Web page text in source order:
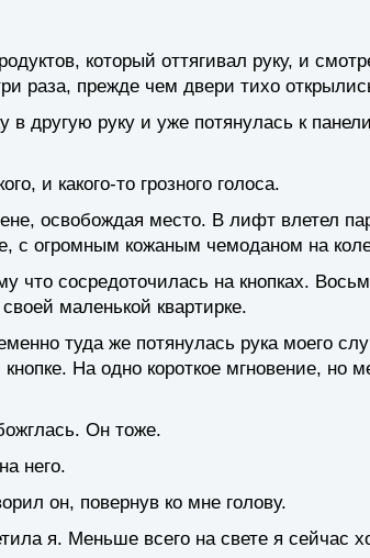
который оттягивал руку, и
раза, прежде чем двери тихо
другую руку и уже потянулась к
и какого-то грозного голоса.
освобождая место. В лифт влетел
с огромным кожаным чемоданом на
что сосредоточилась на кнопках.
маленькой квартирке.
туда же потянулась рука моего
На одно короткое мгновение, но
Он тоже.
него.
он, повернув ко мне голову.
я. Меньше всего на свете я сейчас